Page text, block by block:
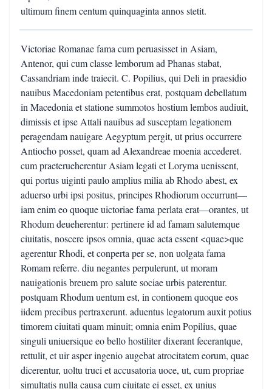
ultimum finem centum quinquaginta annos stetit.
Victoriae Romanae fama cum peruasisset in Asiam,
Antenor, qui cum classe lemborum ad Phanas stabat,
Cassandriam inde traiecit. C. Popilius, qui Deli in praesidio
nauibus Macedoniam petentibus erat, postquam debellatum
in Macedonia et statione summotos hostium lembos audiuit,
dimissis et ipse Attali nauibus ad susceptam legationem
peragendam nauigare Aegyptum pergit, ut prius occurrere
Antiocho posset, quam ad Alexandreae moenia accederet.
cum praeterueherentur Asiam legati et Loryma uenissent,
qui portus uiginti paulo amplius milia ab Rhodo abest, ex
aduerso urbi ipsi positus, principes Rhodiorum occurrunt—
iam enim eo quoque uictoriae fama perlata erat—orantes, ut
Rhodum deueherentur: pertinere id ad famam salutemque
ciuitatis, noscere ipsos omnia, quae acta essent <quae>que
agerentur Rhodi, et conperta per se, non uolgata fama
Romam referre. diu negantes perpulerunt, ut moram
nauigationis breuem pro salute sociae urbis paterentur.
postquam Rhodum uentum est, in contionem quoque eos
iidem precibus pertraxerunt. aduentus legatorum auxit potius
timorem ciuitati quam minuit; omnia enim Popilius, quae
singuli uniuersique eo bello hostiliter dixerant fecerantque,
rettulit, et uir asper ingenio augebat atrocitatem eorum, quae
dicerentur, uoltu truci et accusatoria uoce, ut, cum propriae
simultatis nulla causa cum ciuitate ei esset, ex unius